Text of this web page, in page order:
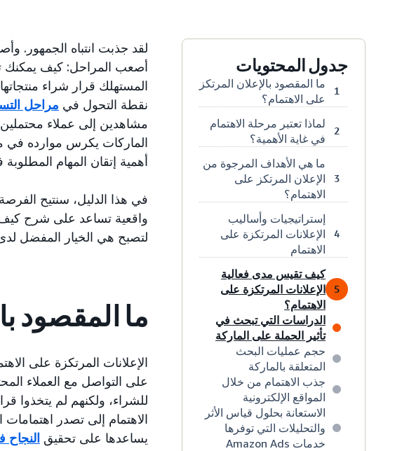
جدول المحتويات
1
ما المقصود بالإعلان المرتكز
على الاهتمام؟
2
لماذا تعتبر مرحلة الاهتمام
في غاية الأهمية؟
3
ما هي الأهداف المرجوة من
الإعلان المرتكز على
الاهتمام؟
4
إستراتيجيات وأساليب
الإعلانات المرتكزة على
الاهتمام
5
كيف تقيس مدى فعالية
الإعلانات المرتكزة على
الاهتمام؟
الدراسات التي تبحث في
تأثير الحملة على الماركة
حجم عمليات البحث
المتعلقة بالماركة
جذب الاهتمام من خلال
المواقع الإلكترونية
الاستعانة بحلول قياس الأثر
والتحليلات التي توفرها
خدمات Amazon Ads
لقد جذبت انتباه الجمهور.
أصعب المراحل: كيف يمكنك
المستهلك قرار شراء
نقطة التحول في مراحل
مشاهدين إلى عملاء
الماركات يكرس موارده في
أهمية إتقان المهام
في هذا الدليل، سنتيح
واقعية تساعد على شرح كيف
لتصبح هي الخيار المفضل
ما المقصود
الإعلانات المرتكزة على
على التواصل مع العملاء
للشراء، ولكنهم لم يتخذوا
الاهتمام إلى تصدر
يساعدها على تحقيق